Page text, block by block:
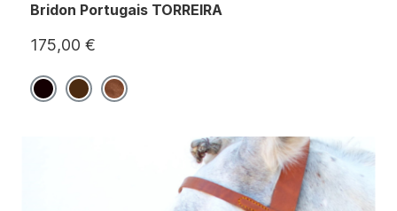
Bridon Portugais TORREIRA
175,00 €